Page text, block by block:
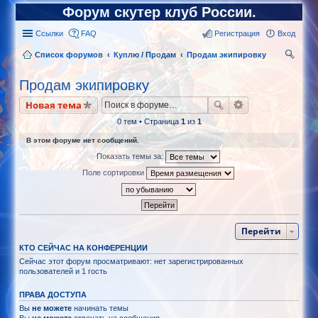
Форум скутер клуб России.
Ссылки FAQ Вход
Регистрация
Список форумов Куплю / Продам
Продам экипировку
Продам экипировку
Новая тема
0 тем • Страница 1из 1
В этом форуме нет сообщений.
Показать темы за:
Поле сортировки
Перейти
КТО СЕЙЧАС НА КОНФЕРЕНЦИИ
Сейчас этот форум просматривают: нет зарегистрированных
пользователей и 1 гость
ПРАВА ДОСТУПА
Выне можете начинать темы